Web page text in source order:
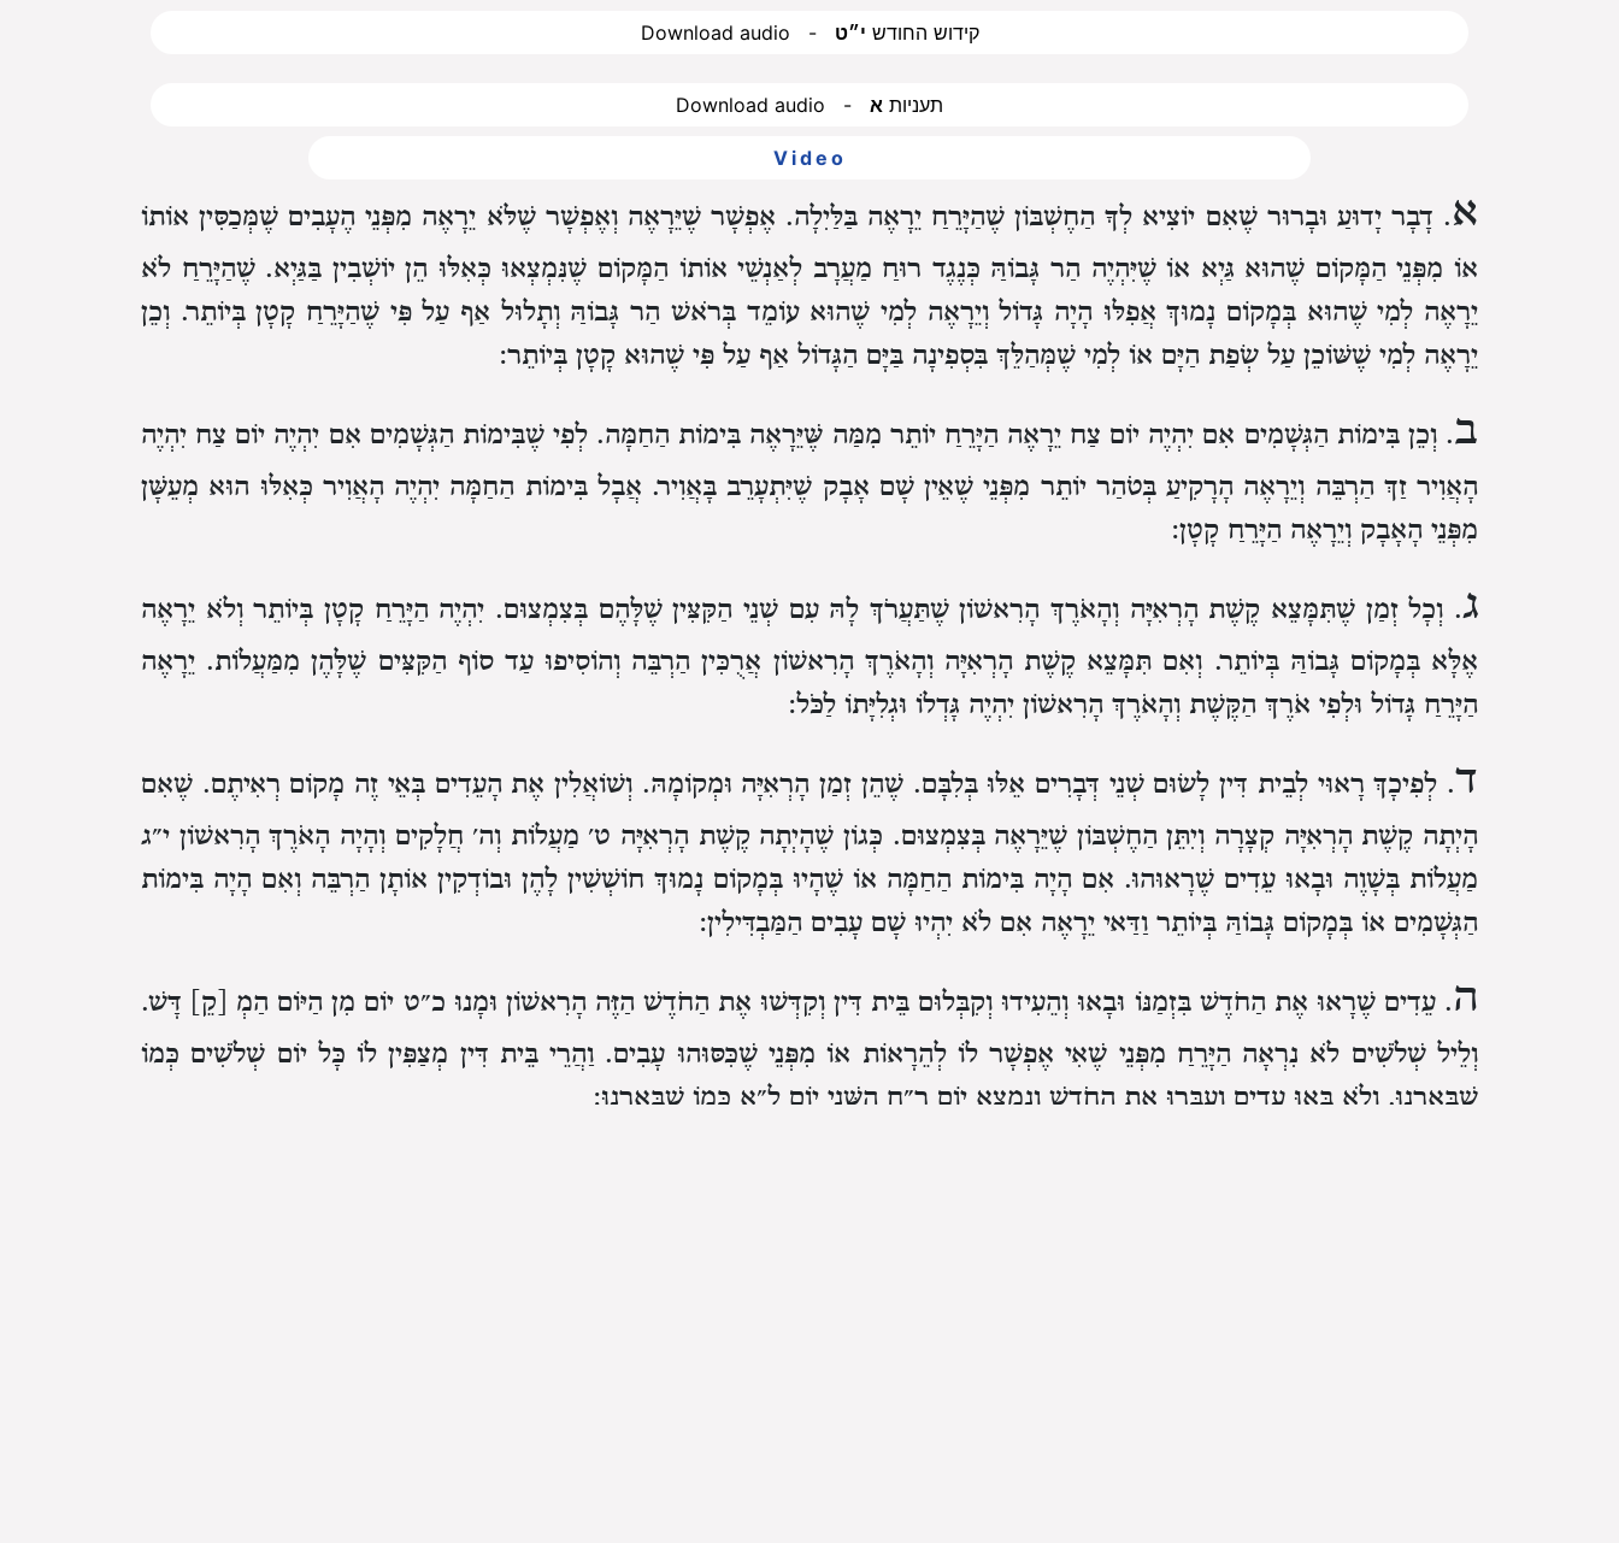
Download audio - קידוש החודש י״ט
Download audio - תעניות א
Video
א. דָבָר יָדוּעַ וּבָרוּר שֶׁאִם יוֹצִיא לְךָ הַחֶשְׁבּוֹן שֶׁהַיָּרֵחַ יֵרָאֶה בַּלַּיִלָה. אֶפְשָׁר שֶׁיֵּרָאֶה וְאֶפְשָׁר שֶׁלֹּא יֵרָאֶה מִפְּנֵי הֶעָבִים שֶׁמְּכַסִּין אוֹתוֹ
אוֹ מִפְּנֵי הַמָּקוֹם שֶׁהוּא גַּיְא אוֹ שֶׁיִּהְיֶה הַר גָּבוֹהַּ כְּנֶגֶד רוּחַ מַעֲרָב לְאַנְשֵׁי אוֹתוֹ הַמָּקוֹם שֶׁנִּמְצְאוּ כְּאִלּוּ הֵן יוֹשְׁבִין בַּגַּיְא. שֶׁהַיָּרֵחַ לֹא
יֵרָאֶה לְמִי שֶׁהוּא בְּמָקוֹם נָמוּךְ אֲפִלּוּ הָיָה גָּדוֹל וְיֵרָאֶה לְמִי שֶׁהוּא עוֹמֵד בְּרֹאשׁ הַר גָּבוֹהַּ וְתָלוּל אַף עַל פִּי שֶׁהַיָּרֵחַ קָטָן בְּיוֹתֵר. וְכֵן
יֵרָאֶה לְמִי שֶׁשּׁוֹכֵן עַל שְׂפַת הַיָּם אוֹ לְמִי שֶׁמְּהַלֵּךְ בִּסְפִינָה בַּיָּם הַגָּדוֹל אַף עַל פִּי שֶׁהוּא קָטָן בְּיוֹתֵר:
ב. וְכֵן בִּימוֹת הַגְּשָׁמִים אִם יִהְיֶה יוֹם צַח יֵרָאֶה הַיָּרֵחַ יוֹתֵר מִמַּה שֶּׁיֵּרָאֶה בִּימוֹת הַחַמָּה. לְפִי שֶׁבִּימוֹת הַגְּשָׁמִים אִם יִהְיֶה יוֹם צַח יִהְיֶה
הָאֲוִיר זַךְ הַרְבֵּה וְיֵרָאֶה הָרָקִיעַ בְּטֹהַר יוֹתֵר מִפְּנֵי שֶׁאֵין שָׁם אָבָק שֶׁיִּתְעָרֵב בָּאֲוִיר. אֲבָל בִּימוֹת הַחַמָּה יִהְיֶה הָאֲוִיר כְּאִלּוּ הוּא מְעֵשָּׁן
מִפְּנֵי הָאָבָק וְיֵרָאֶה הַיָּרֵחַ קָטָן:
ג. וְכָל זְמַן שֶׁתִּמָּצֵא קֶשֶׁת הָרְאִיָּה וְהָאֹרֶךְ הָרִאשׁוֹן שֶׁתַּעֲרֹךְ לָהּ עִם שְׁנֵי הַקִּצִּין שֶׁלָּהֶם בְּצִמְצוּם. יִהְיֶה הַיָּרֵחַ קָטָן בְּיוֹתֵר וְלֹא יֵרָאֶה
אֶלָּא בְּמָקוֹם גָּבוֹהַּ בְּיוֹתֵר. וְאִם תִּמָּצֵא קֶשֶׁת הָרְאִיָּה וְהָאֹרֶךְ הָרִאשׁוֹן אֲרֻכִּין הַרְבֵּה וְהוֹסִיפוּ עַד סוֹף הַקִּצִּים שֶׁלָּהֶן מִמַּעֲלוֹת. יֵרָאֶה
הַיָּרֵחַ גָּדוֹל וּלְפִי אֹרֶךְ הַקֶּשֶׁת וְהָאֹרֶךְ הָרִאשׁוֹן יִהְיֶה גָּדְלוֹ וּגְלִיָּתוֹ לַכֹּל:
ד. לְפִיכָךְ רָאוּי לְבֵית דִּין לָשׂוּם שְׁנֵי דְּבָרִים אֵלּוּ בְּלִבָּם. שֶׁהֵן זְמַן הָרְאִיָּה וּמְקוֹמָהּ. וְשׁוֹאֲלִין אֶת הָעֵדִים בְּאֵי זֶה מָקוֹם רְאִיתֶם. שֶׁאִם
הָיְתָה קֶשֶׁת הָרְאִיָּה קְצָרָה וְיִתֵּן הַחֶשְׁבּוֹן שֶׁיֵּרָאֶה בְּצִמְצוּם. כְּגוֹן שֶׁהָיְתָה קֶשֶׁת הָרְאִיָּה ט׳ מַעֲלוֹת וְה׳ חֲלָקִים וְהָיָה הָאֹרֶךְ הָרִאשׁוֹן י״ג
מַעֲלוֹת בְּשָׁוֶה וּבָאוּ עֵדִים שֶׁרָאוּהוּ. אִם הָיָה בִּימוֹת הַחַמָּה אוֹ שֶׁהָיוּ בְּמָקוֹם נָמוּךְ חוֹשְׁשִׁין לָהֶן וּבוֹדְקִין אוֹתָן הַרְבֵּה וְאִם הָיָה בִּימוֹת
הַגְּשָׁמִים אוֹ בְּמָקוֹם גָּבוֹהַּ בְּיוֹתֵר וַדַּאי יֵרָאֶה אִם לֹא יִהְיוּ שָׁם עָבִים הַמַּבְדִּילִין:
ה. עֵדִים שֶׁרָאוּ אֶת הַחֹדֶשׁ בִּזְמַנּוֹ וּבָאוּ וְהֵעִידוּ וְקִבְּלוּם בֵּית דִּין וְקִדְּשׁוּ אֶת הַחֹדֶשׁ הַזֶּה הָרִאשׁוֹן וּמָנוּ כ״ט יוֹם מִן הַיּוֹם הַמְ [קֵ] דָּשׁ.
וְלֵיל שְׁלֹשִׁים לֹא נִרְאָה הַיָּרֵחַ מִפְּנֵי שֶׁאִי אֶפְשָׁר לוֹ לְהֵרָאוֹת אוֹ מִפְּנֵי שֶׁכִּסּוּהוּ עָבִים. וַהֲרֵי בֵּית דִּין מְצַפִּין לוֹ כָּל יוֹם שְׁלֹשִׁים כְּמוֹ
שֶׁבֵּאַרְנוּ. וְלֹא בָּאוּ עֵדִים וְעִבְּרוּ אֶת הַחֹדֶשׁ וְנִמְצָא יוֹם ר״ח הַשֵּׁנִי יוֹם ל״א כְּמוֹ שֶׁבֵּאַרְנוּ: